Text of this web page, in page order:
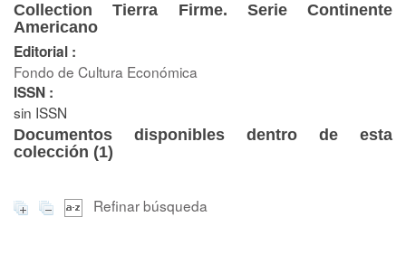
Collection Tierra Firme. Serie Continente
Americano
Editorial :
Fondo de Cultura Económica
ISSN :
sin ISSN
Documentos disponibles dentro de esta
colección (1)
Refinar búsqueda